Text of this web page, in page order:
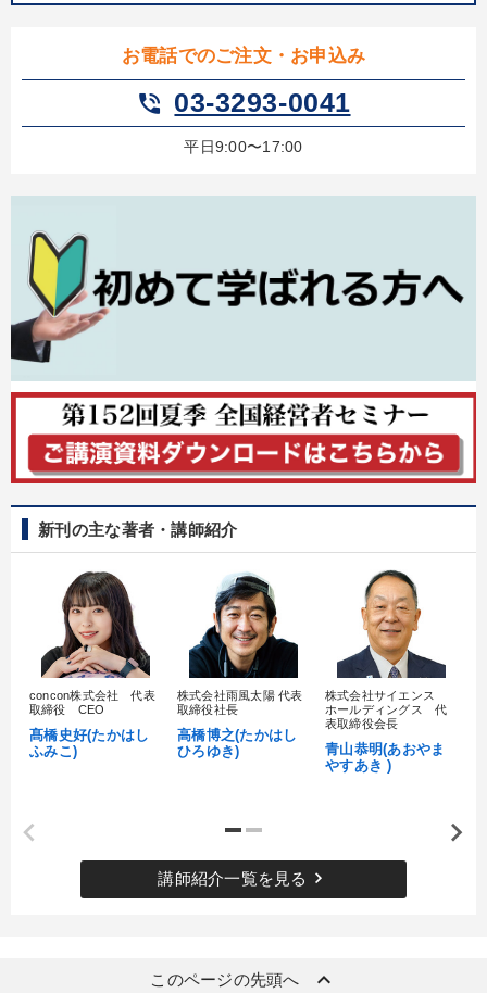
お電話でのご注文・お申込み
phone_in_talk 03-3293-0041
平日9:00〜17:00
新刊の主な著者・講師紹介
concon株式会社 代表
取締役 CEO
髙橋史好(たかはし
ふみこ)
株式会社雨風太陽 代表
取締役社長
高橋博之(たかはし
ひろゆき)
株式会社サイエンス
ホールディングス 代
表取締役会長
青山恭明(あおやま
やすあき )
講師紹介一覧を見る keyboard_arrow_right
このページの先頭へ keyboard_arrow_up